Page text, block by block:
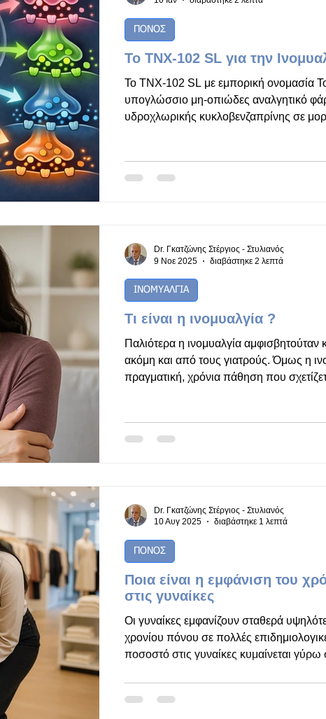
Το TNX-102 SL για την
Το TNX-102 SL με εμπορική ονομασία
υπογλώσσιο μη-οπιώδες αναλγητικό
υδροχλωρικής κυκλοβενζαπρίνης σε
μέσω βλεννογόνου και να παρακάμπτει
ΠΟΝΟΣ
Τι είναι η ινομυαλγία ?
Παλιότερα η ινομυαλγία αμφισβητούταν
ακόμη και από τους γιατρούς. Όμως η
πραγματική, χρόνια πάθηση που
πάθηση, που επηρεάζει την σωματική και
ΙΝΟΜΥΑΛΓΙΑ
Dr. Γκατζώνης Στέργιος - Στυλιανός
9 Νοε 2025
διαβάστηκε 2 λεπτά
Ποια είναι η εμφάνιση του
στις γυναίκες
Οι γυναίκες εμφανίζουν σταθερά
χρονίου πόνου σε πολλές
ποσοστό στις γυναίκες κυμαίνεται
ορμονικών και νευροβιολογικών
ΠΟΝΟΣ
Dr. Γκατζώνης Στέργιος - Στυλιανός
10 Αυγ 2025
διαβάστηκε 1 λεπτά